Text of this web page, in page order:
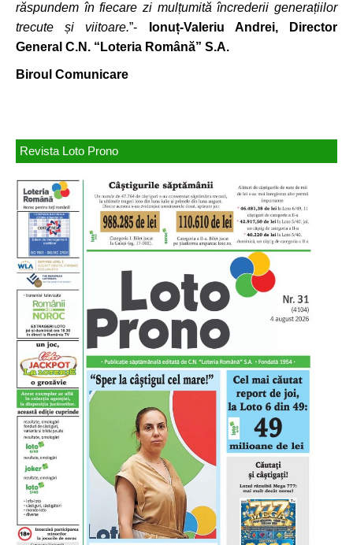
răspundem în fiecare zi mulțumită încrederii generațiilor
trecute și viitoare.”- Ionuț-Valeriu Andrei, Director
General C.N. “Loteria Română” S.A.
Biroul Comunicare
Revista Loto Prono